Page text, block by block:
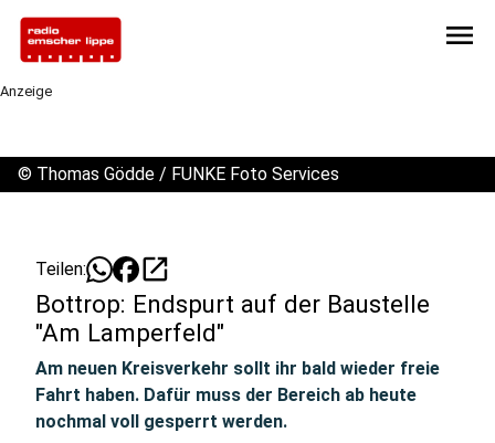
menu
Anzeige
© Thomas Gödde / FUNKE Foto Services
Teilen: open_in_new
Bottrop: Endspurt auf der Baustelle
"Am Lamperfeld"
Am neuen Kreisverkehr sollt ihr bald wieder freie
Fahrt haben. Dafür muss der Bereich ab heute
nochmal voll gesperrt werden.